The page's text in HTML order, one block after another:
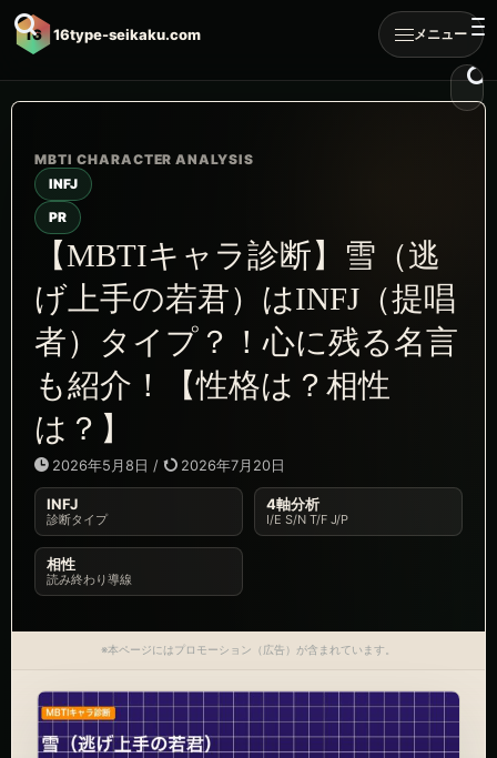
16 16type-seikaku.com メニュー
INFJ
PR
【MBTIキャラ診断】雪（逃
げ上手の若君）はINFJ（提唱
者）タイプ？！心に残る名言
も紹介！【性格は？相性
は？】
2026年5月8日 / 2026年7月20日
INFJ
診断タイプ
4軸分析
I/E S/N T/F J/P
相性
読み終わり導線
※本ページにはプロモーション（広告）が含まれています。